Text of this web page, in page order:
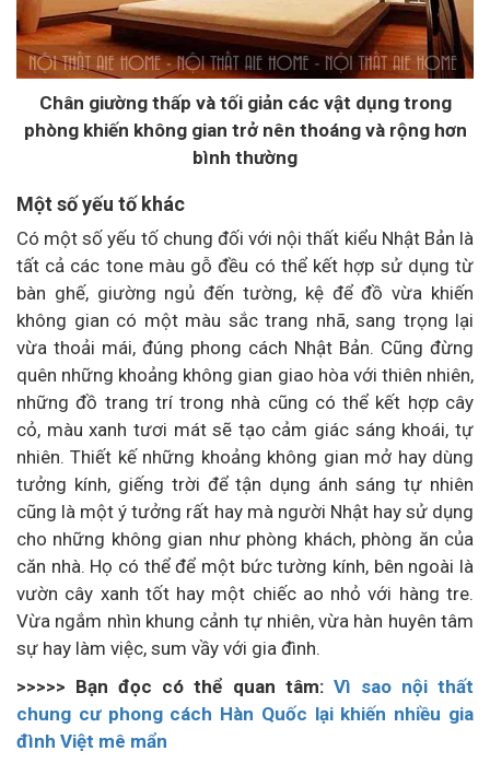
Chân giường thấp và tối giản các vật dụng trong
phòng khiến không gian trở nên thoáng và rộng hơn
bình thường
Một số yếu tố khác
Có một số yếu tố chung đối với nội thất kiểu Nhật Bản là
tất cả các tone màu gỗ đều có thể kết hợp sử dụng từ
bàn ghế, giường ngủ đến tường, kệ để đồ vừa khiến
không gian có một màu sắc trang nhã, sang trọng lại
vừa thoải mái, đúng phong cách Nhật Bản. Cũng đừng
quên những khoảng không gian giao hòa với thiên nhiên,
những đồ trang trí trong nhà cũng có thể kết hợp cây
cỏ, màu xanh tươi mát sẽ tạo cảm giác sáng khoái, tự
nhiên. Thiết kế những khoảng không gian mở hay dùng
tưởng kính, giếng trời để tận dụng ánh sáng tự nhiên
cũng là một ý tưởng rất hay mà người Nhật hay sử dụng
cho những không gian như phòng khách, phòng ăn của
căn nhà. Họ có thể để một bức tường kính, bên ngoài là
vườn cây xanh tốt hay một chiếc ao nhỏ với hàng tre.
Vừa ngắm nhìn khung cảnh tự nhiên, vừa hàn huyên tâm
sự hay làm việc, sum vầy với gia đình.
>>>>> Bạn đọc có thể quan tâm: Vì sao nội thất
chung cư phong cách Hàn Quốc lại khiến nhiều gia
đình Việt mê mẩn